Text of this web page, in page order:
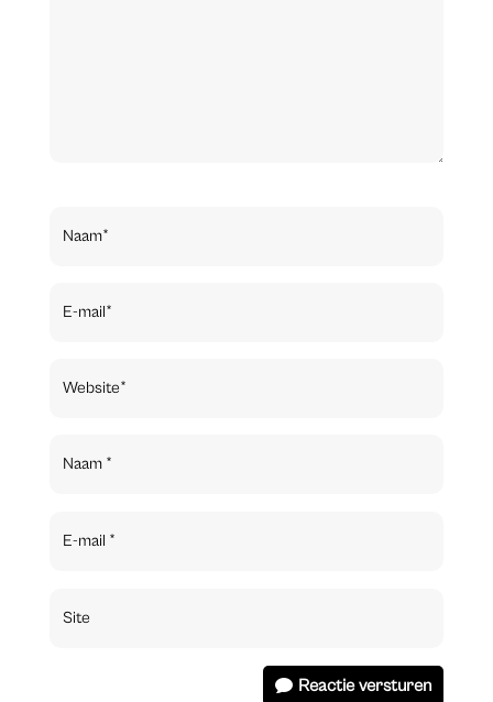
Reactie versturen